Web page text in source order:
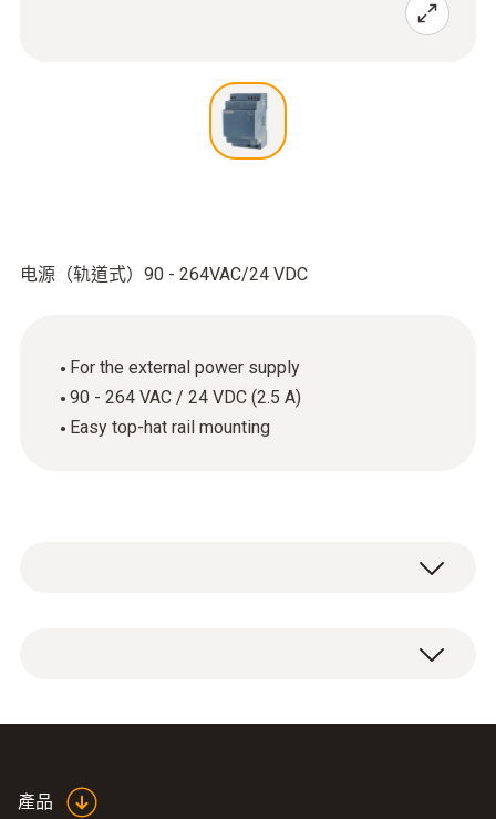
电源（轨道式）90 - 264VAC/24 VDC
For the external power supply
90 - 264 VAC / 24 VDC (2.5 A)
Easy top-hat rail mounting
產品